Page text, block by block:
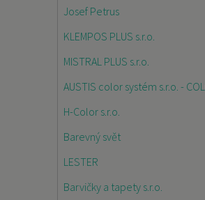
Josef Petrus
KLEMPOS PLUS s.r.o.
MISTRAL PLUS s.r.o.
AUSTIS color systém s.r.o. -
H-Color s.r.o.
Barevný svět
LESTER
Barvičky a tapety s.r.o.